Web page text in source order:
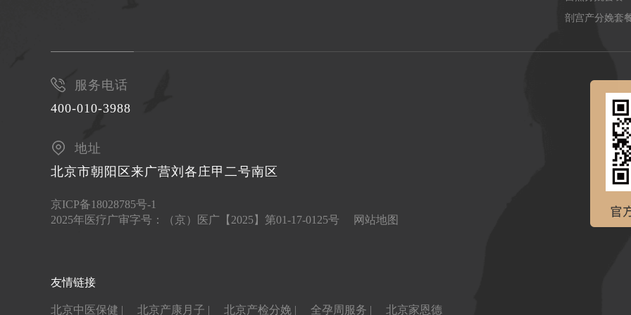
剖宫产分娩套
服务电话
400-010-3988
地址
北京市朝阳区来广营刘各庄甲二号南区
京ICP备18028785号-1
2025年医疗广审字号：（京）医广【2025】第01-17-0125号
网站地图
友情链接
北京中医保健 | 北京产康月子 | 北京产检分娩 | 全孕周服务 | 北京家恩德